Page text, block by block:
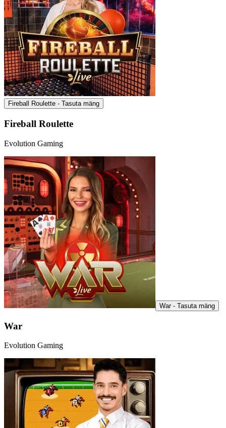
Fireball Roulette - Tasuta mäng
Fireball Roulette
Evolution Gaming
War - Tasuta mäng
War
Evolution Gaming